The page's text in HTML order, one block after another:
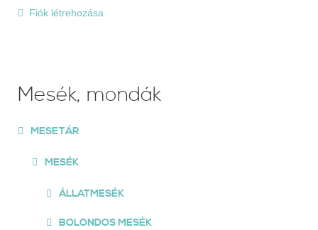
Fiók létrehozása
Mesék, mondák
MESETÁR
MESÉK
ÁLLATMESÉK
BOLONDOS MESÉK